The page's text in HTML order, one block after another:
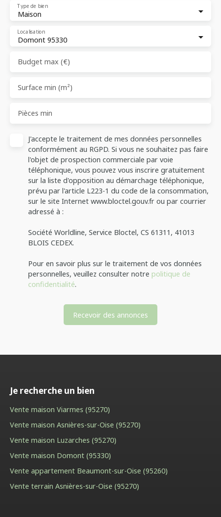
Maison
Type de bien
Domont 95330
Localisation
Budget max (€)
Surface min (m²)
Pièces min
J'accepte le traitement de mes données personnelles
conformément au RGPD. Si vous ne souhaitez pas faire
l'objet de prospection commerciale par voie
téléphonique, vous pouvez vous inscrire gratuitement
sur la liste d'opposition au démarchage téléphonique,
prévu par l'article L223-1 du code de la consommation,
sur le site Internet www.bloctel.gouv.fr ou par courrier
adressé à :
Société Worldline, Service Bloctel, CS 61311, 41013
BLOIS CEDEX.
Pour en savoir plus sur le traitement de vos données
personnelles, veuillez consulter notre politique de
confidentialité.
Recevoir des annonces
Je recherche un bien
Vente maison Viarmes (95270)
Vente maison Asnières-sur-Oise (95270)
Vente maison Luzarches (95270)
Vente maison Domont (95330)
Vente appartement Beaumont-sur-Oise (95260)
Vente terrain Asnières-sur-Oise (95270)